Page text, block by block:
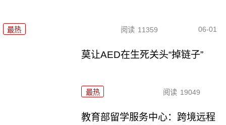
最热 阅读 11359 06-01
莫让AED在生死关头“掉链子”
最热 阅读 19049
教育部留学服务中心：跨境远程